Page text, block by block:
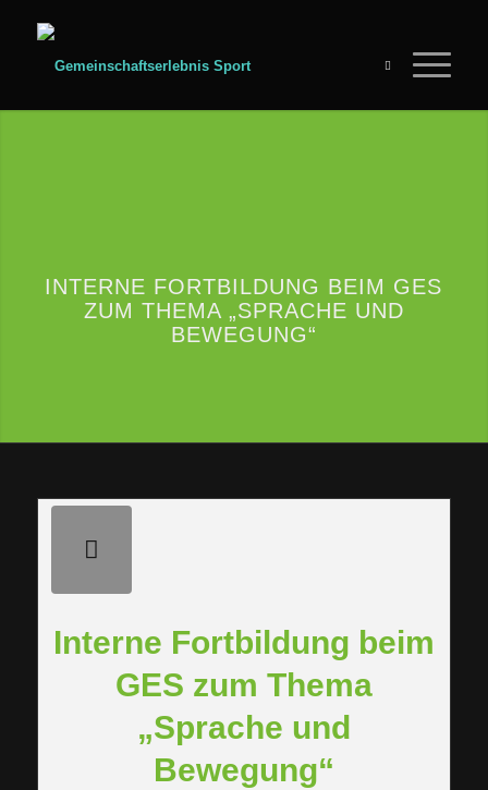
INTERNE FORTBILDUNG BEIM GES
ZUM THEMA „SPRACHE UND
BEWEGUNG“
Interne Fortbildung beim
GES zum Thema
„Sprache und
Bewegung“